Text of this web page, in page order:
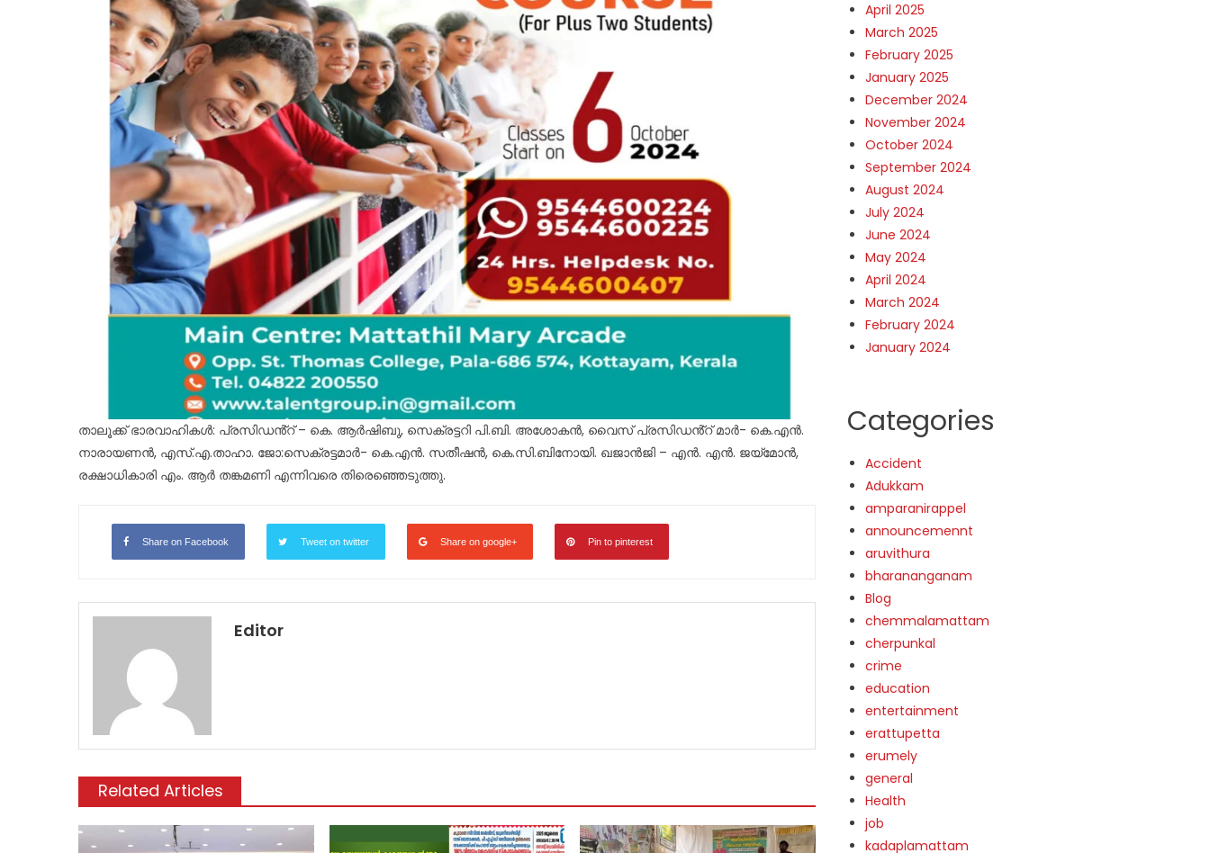
താലൂക്ക് ഭാരവാഹികൾ: പ്രസിഡൻ്റ് – കെ. ആർഷിബു, സെക്രട്ടറി പി.ബി. അശോകൻ, വൈസ് പ്രസിഡൻ്റ് മാർ- കെ.എൻ.
നാരായണൻ, എസ്.എ.താഹാ. ജോ:സെക്രട്ടമാർ- കെ.എൻ. സതീഷൻ, കെ.സി.ബിനോയി. ഖജാൻജി – എൻ. എൻ. ജയ്മോൻ,
രക്ഷാധികാരി എം. ആർ തങ്കമണി എന്നിവരെ തിരെഞ്ഞെടുത്തു.
Share on Facebook Tweet on twitter Share on google+ Pin to pinterest
Editor
Related Articles
April 2025
March 2025
February 2025
January 2025
December 2024
November 2024
October 2024
September 2024
August 2024
July 2024
June 2024
May 2024
April 2024
March 2024
February 2024
January 2024
Categories
Accident
Adukkam
amparanirappel
announcemennt
aruvithura
bharananganam
Blog
chemmalamattam
cherpunkal
crime
education
entertainment
erattupetta
erumely
general
Health
job
kadaplamattam